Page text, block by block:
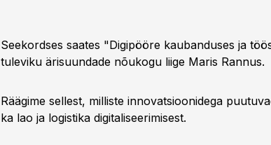
Seekordses saates "Digipööre kaubanduses ja
tuleviku ärisuundade nõukogu liige Maris Rannus.
Räägime sellest, milliste innovatsioonidega
ka lao ja logistika digitaliseerimisest.